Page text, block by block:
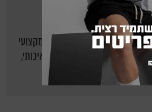
יוצרים לישראלים בית חם ומקצועי
חיים בריא על ידי תוכן איכותי,
צעיר ומעניין.